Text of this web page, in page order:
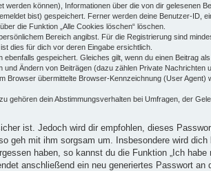
können), Informationen über die von dir gelesenen
bist) gespeichert. Ferner werden deine Benutzer-ID,
die Funktion „Alle Cookies löschen“ löschen.
Bereich angibst. Für die Registrierung sind
dies für dich vor deren Eingabe ersichtlich.
gespeichert. Gleiches gilt, wenn du einen Beitrag
Ändern von Beiträgen (dazu zählen Private Nachrichten
übermittelte Browser-Kennzeichnung (User Agent)
dein Abstimmungsverhalten bei Umfragen, der
ist. Jedoch wird dir empfohlen, dieses
mit ihm sorgsam um. Insbesondere wird
haben, so kannst du die Funktion „Ich
anschließend ein neu generiertes Passwort